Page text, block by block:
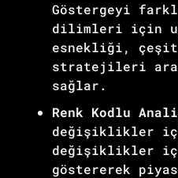
Göstergeyi
dilimleri için
esnekliği,
stratejileri
sağlar.
Renk Kodlu
değişiklikler
değişiklikler
göstererek